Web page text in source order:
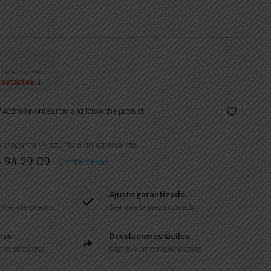
poco stock.
1
to favorites now and follow the product.
pregunta? Pregunta a un especialista.
94 29 09 Contáctenos
de precios
Ajuste garantizado.
Siempre la pieza correcta
productos.
Devoluciones fáciles.
Rápido y sin complicaciones